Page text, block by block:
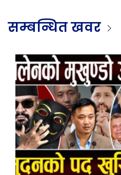
सम्बन्धित खवर